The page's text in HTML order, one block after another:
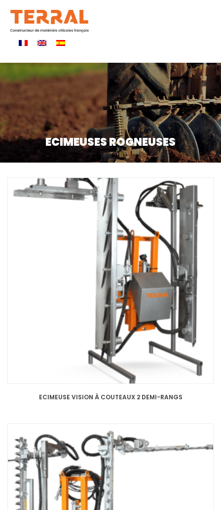
ECIMEUSES ROGNEUSES
ECIMEUSE VISION À COUTEAUX 2 DEMI-RANGS